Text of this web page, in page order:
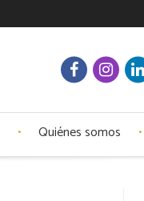
Quiénes somos